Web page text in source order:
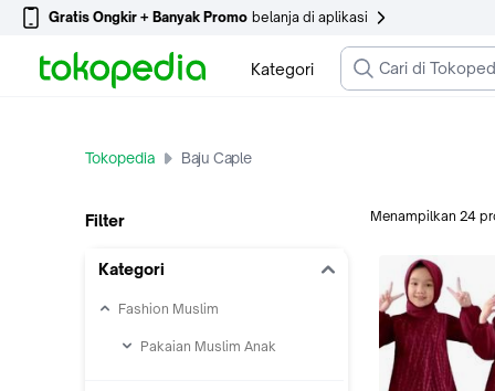
Gratis Ongkir + Banyak Promo belanja di aplikasi
Kategori
Tokopedia Baju Caple
Filter
Kategori
Fashion Muslim
Pakaian Muslim Anak
Menampilkan 24